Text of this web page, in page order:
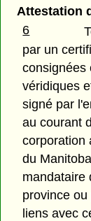
Attestation
6
par un
consignées
véridiques
signé par
au courant
corporation
du
mandataire
province
liens avec